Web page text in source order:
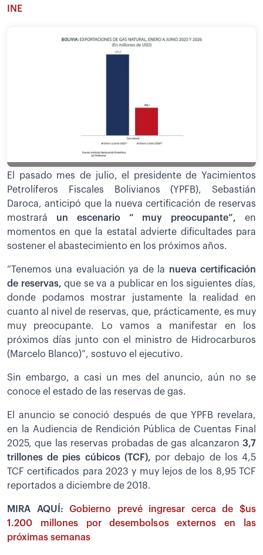
INE
El pasado mes de julio, el presidente de Yacimientos
Petrolíferos Fiscales Bolivianos (YPFB), Sebastián
Daroca, anticipó que la nueva certificación de reservas
mostrará un escenario “ muy preocupante”, en
momentos en que la estatal advierte dificultades para
sostener el abastecimiento en los próximos años.
”Tenemos una evaluación ya de la nueva certificación
de reservas, que se va a publicar en los siguientes días,
donde podamos mostrar justamente la realidad en
cuanto al nivel de reservas, que, prácticamente, es muy
muy preocupante. Lo vamos a manifestar en los
próximos días junto con el ministro de Hidrocarburos
(Marcelo Blanco)”, sostuvo el ejecutivo.
Sin embargo, a casi un mes del anuncio, aún no se
conoce el estado de las reservas de gas.
El anuncio se conoció después de que YPFB revelara,
en la Audiencia de Rendición Pública de Cuentas Final
2025, que las reservas probadas de gas alcanzaron 3,7
trillones de pies cúbicos (TCF), por debajo de los 4,5
TCF certificados para 2023 y muy lejos de los 8,95 TCF
reportados a diciembre de 2018.
MIRA AQUÍ:Gobierno prevé ingresar cerca de $us
1.200 millones por desembolsos externos en las
próximas semanas